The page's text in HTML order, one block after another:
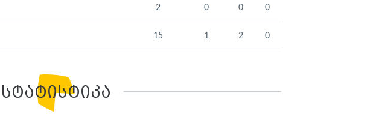
2 0 0 0
15 1 2 0
სტატისტიკა